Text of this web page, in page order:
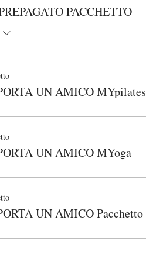
PACCHETTO
UN AMICO MYpilates
UN AMICO MYoga
UN AMICO Pacchetto